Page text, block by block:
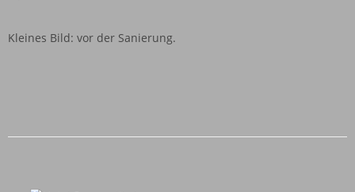
Kleines Bild: vor der Sanierung.